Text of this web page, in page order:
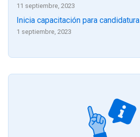
11 septiembre, 2023
Inicia capacitación para
1 septiembre, 2023